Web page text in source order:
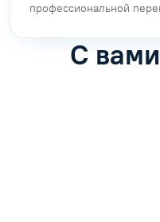
профессиональной
С